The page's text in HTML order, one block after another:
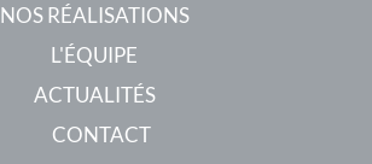
NOS RÉALISATIONS
L'ÉQUIPE
ACTUALITÉS
CONTACT